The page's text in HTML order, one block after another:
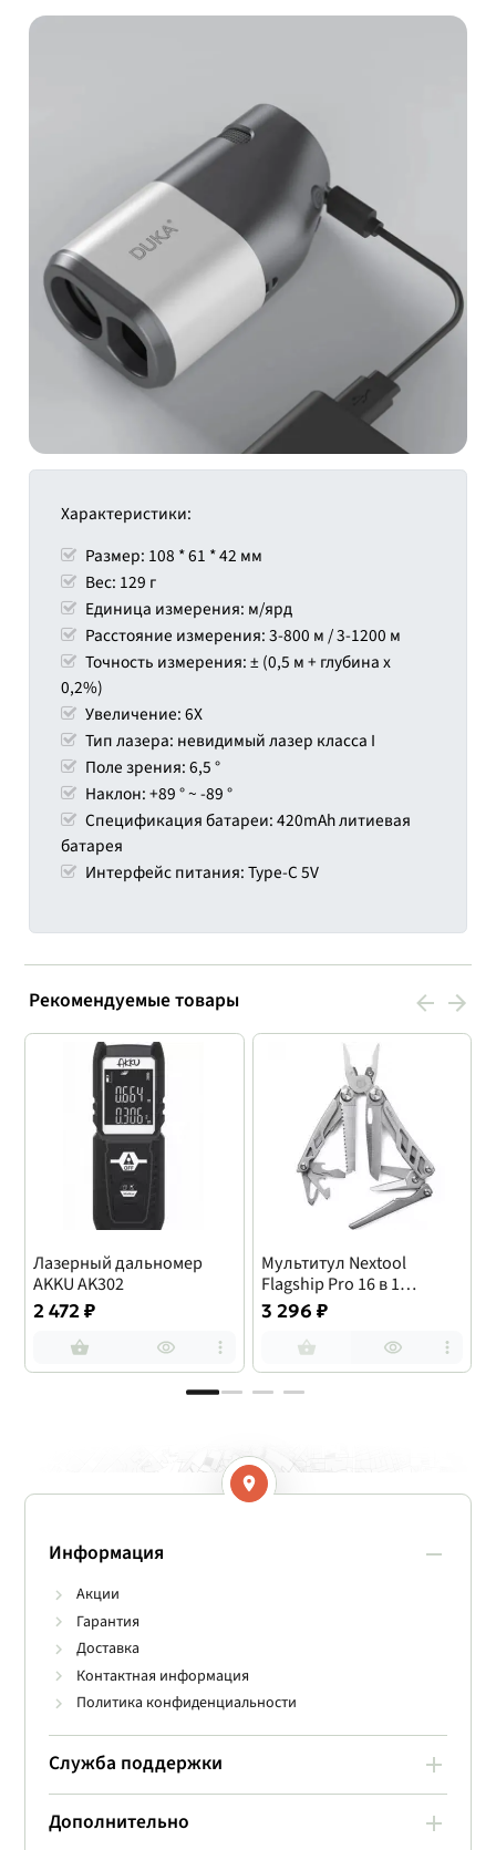
Характеристики:
Размер: 108 * 61 * 42 мм
Вес: 129 г
Единица измерения: м/ярд
Расстояние измерения: 3-800 м / 3-1200 м
Точность измерения: ± (0,5 м + глубина х
0,2%)
Увеличение: 6X
Тип лазера: невидимый лазер класса I
Поле зрения: 6,5 °
Наклон: +89 ° ~ -89 °
Спецификация батареи: 420mAh литиевая
батарея
Интерфейс питания: Type-C 5V
Рекомендуемые товары
Лазерный дальномер
AKKU AK302
2 472 ₽
Мультитул Nextool
Flagship Pro 16 в 1
(NE0105)
3 296 ₽
Информация
Акции
Гарантия
Доставка
Контактная информация
Политика конфиденциальности
Служба поддержки
Дополнительно